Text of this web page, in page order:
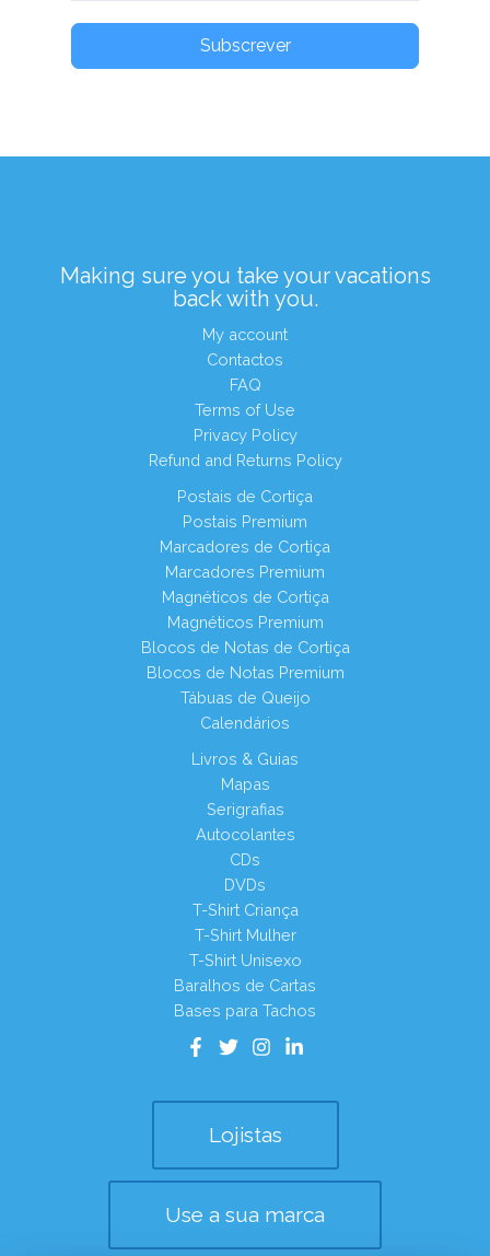
Subscrever
Making sure you take your vacations
back with you.
My account
Contactos
FAQ
Terms of Use
Privacy Policy
Refund and Returns Policy
Postais de Cortiça
Postais Premium
Marcadores de Cortiça
Marcadores Premium
Magnéticos de Cortiça
Magnéticos Premium
Blocos de Notas de Cortiça
Blocos de Notas Premium
Tábuas de Queijo
Calendários
Livros & Guias
Mapas
Serigrafias
Autocolantes
CDs
DVDs
T-Shirt Criança
T-Shirt Mulher
T-Shirt Unisexo
Baralhos de Cartas
Bases para Tachos
Lojistas
Use a sua marca